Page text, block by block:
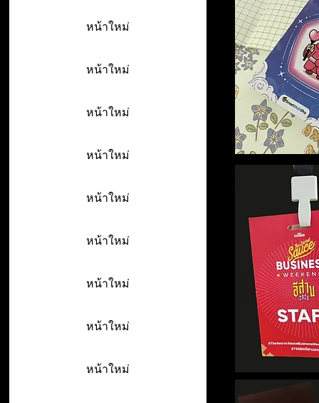
หน้าใหม่
หน้าใหม่
หน้าใหม่
หน้าใหม่
หน้าใหม่
หน้าใหม่
หน้าใหม่
หน้าใหม่
หน้าใหม่